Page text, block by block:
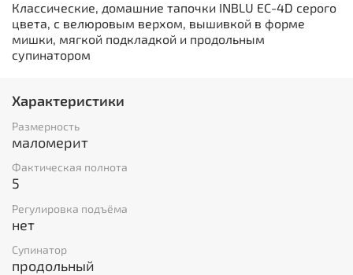
Классические, домашние тапочки INBLU EC-4D серого
цвета, с велюровым верхом, вышивкой в форме
мишки, мягкой подкладкой и продольным
супинатором
Характеристики
Размерность
маломерит
Фактическая полнота
5
Регулировка подъёма
нет
Супинатор
продольный